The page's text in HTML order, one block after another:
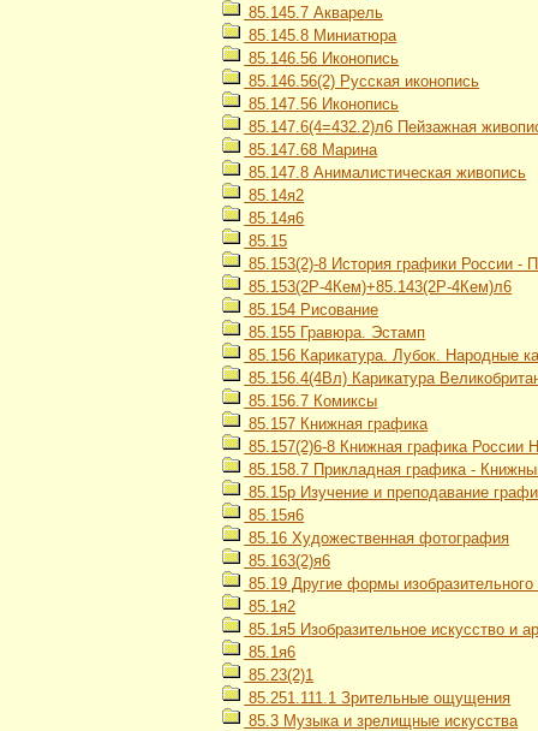
85.145.7 Акварель
85.145.8 Миниатюра
85.146.56 Иконопись
85.146.56(2) Русская иконопись
85.147.56 Иконопись
85.147.6(4=432.2)л6 Пейзажная
85.147.68 Марина
85.147.8 Анималистическая живопись
85.14я2
85.14я6
85.15
85.153(2)-8 История графики России -
85.153(2Р-4Кем)+85.143(2Р-4Кем)л6
85.154 Рисование
85.155 Гравюра. Эстамп
85.156 Карикатура. Лубок. Народные
85.156.4(4Вл) Карикатура
85.156.7 Комиксы
85.157 Книжная графика
85.157(2)6-8 Книжная графика России
85.158.7 Прикладная графика -
85.15р Изучение и преподавание
85.15я6
85.16 Художественная фотография
85.163(2)я6
85.19 Другие формы изобразительного
85.1я2
85.1я5 Изобразительное искусство и
85.1я6
85.23(2)1
85.251.111.1 Зрительные ощущения
85.3 Музыка и зрелищные искусства